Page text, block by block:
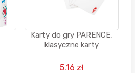
Karty do gry PARENCE,
klasyczne karty
5.16 zł